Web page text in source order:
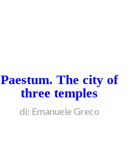
Paestum. The city of
three temples
di: Emanuele Greco